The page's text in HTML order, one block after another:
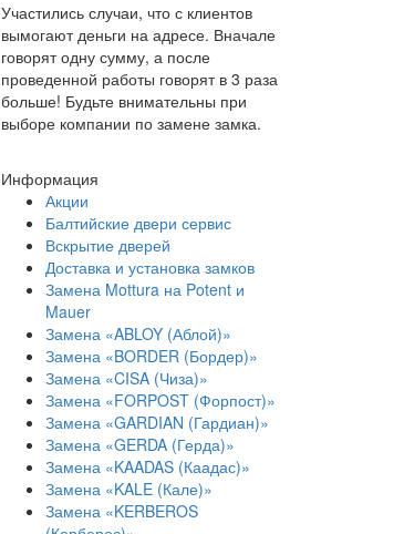
Участились случаи, что с клиентов
вымогают деньги на адресе. Вначале
говорят одну сумму, а после
проведенной работы говорят в 3 раза
больше! Будьте внимательны при
выборе компании по замене замка.
Информация
Акции
Балтийские двери сервис
Вскрытие дверей
Доставка и установка замков
Замена Mottura на Potent и
Mauer
Замена «ABLOY (Аблой)»
Замена «BORDER (Бордер)»
Замена «CISA (Чиза)»
Замена «FORPOST (Форпост)»
Замена «GARDIAN (Гардиан)»
Замена «GERDA (Герда)»
Замена «KAADAS (Каадас)»
Замена «KALE (Кале)»
Замена «KERBEROS